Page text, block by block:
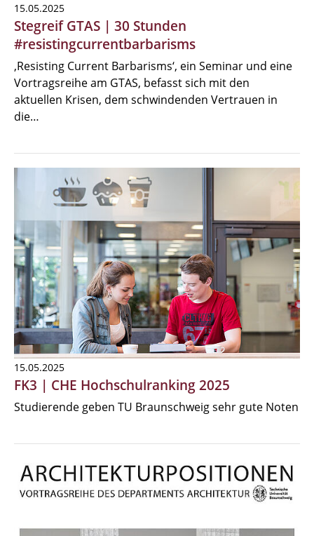
15.05.2025
Stegreif GTAS | 30 Stunden
#resistingcurrentbarbarisms
‚Resisting Current Barbarisms‘, ein Seminar und eine
Vortragsreihe am GTAS, befasst sich mit den
aktuellen Krisen, dem schwindenden Vertrauen in
die…
15.05.2025
FK3 | CHE Hochschulranking 2025
Studierende geben TU Braunschweig sehr gute Noten